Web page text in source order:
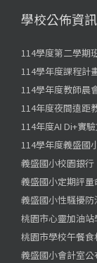
學校公佈資訊
114學度第二學期
114學年度課程計
114學年度教師晨
114年度夜間遠距
114年度AI Di+實
114學年度義盛國
義盛國小校園銀行
義盛國小定期評
義盛國小性騷擾
桃園市心靈加油
桃園市學校午餐
義盛國小會計室公